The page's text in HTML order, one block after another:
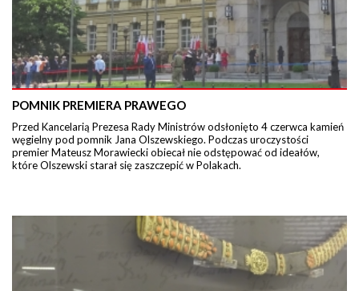
POMNIK PREMIERA PRAWEGO
Przed Kancelarią Prezesa Rady Ministrów odsłonięto 4 czerwca kamień
węgielny pod pomnik Jana Olszewskiego. Podczas uroczystości
premier Mateusz Morawiecki obiecał nie odstępować od ideałów,
które Olszewski starał się zaszczepić w Polakach.